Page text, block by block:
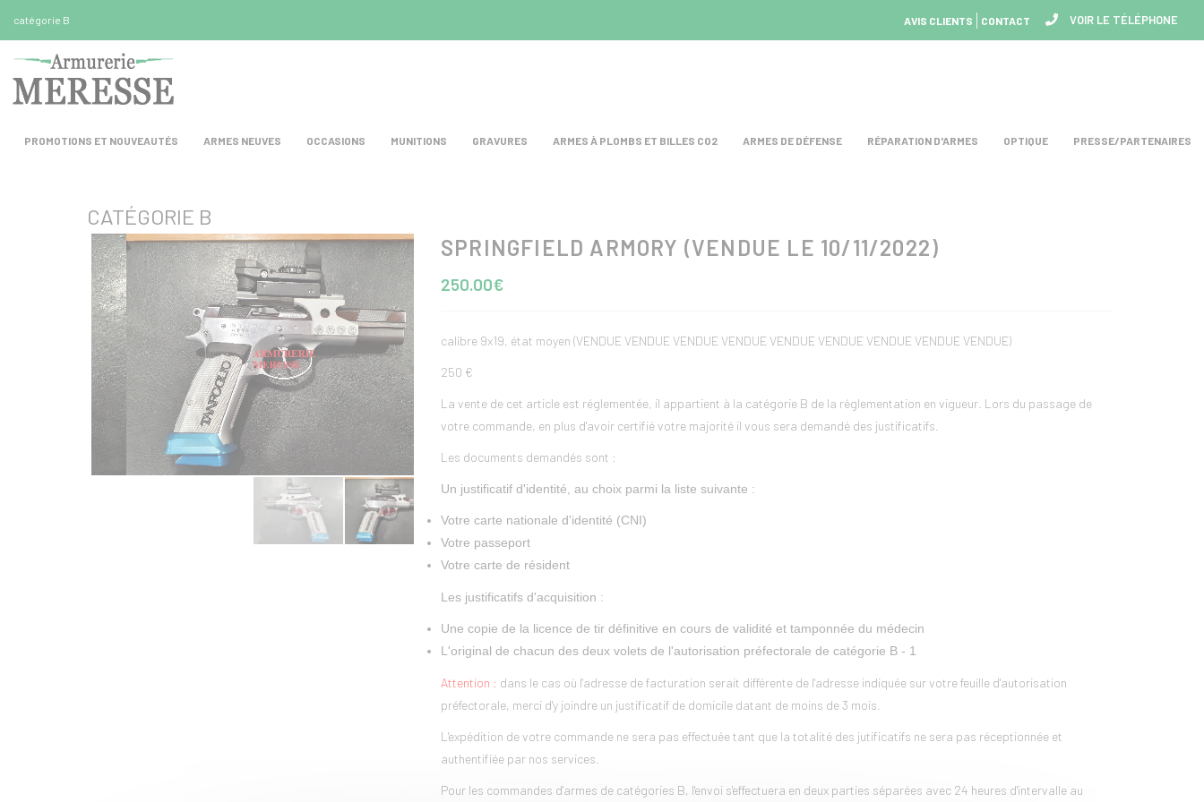
VOIR LE TÉLÉPHONE
AVIS CLIENTS CONTACT
catégorie B
PROMOTIONS ET NOUVEAUTÉS ARMES NEUVES OCCASIONS MUNITIONS GRAVURES ARMES À PLOMBS ET BILLES CO2 ARMES DE DÉFENSE RÉPARATION D'ARMES OPTIQUE PRESSE/PARTENAIRES
CATÉGORIE B
test
SPRINGFIELD ARMORY (VENDUE LE 10/11/2022)
250.00€
calibre 9x19, état moyen (VENDUE VENDUE VENDUE VENDUE VENDUE VENDUE VENDUE VENDUE VENDUE)
250 €
La vente de cet article est réglementée, il appartient à la catégorie B de la réglementation en vigueur. Lors du passage de
votre commande, en plus d'avoir certifié votre majorité il vous sera demandé des justificatifs.
Les documents demandés sont :
Un justificatif d'identité, au choix parmi la liste suivante :
Votre carte nationale d'identité (CNI)
Votre passeport
Votre carte de résident
Les justificatifs d'acquisition :
Une copie de la licence de tir définitive en cours de validité et tamponnée du médecin
L'original de chacun des deux volets de l'autorisation préfectorale de catégorie B - 1
Attention : dans le cas où l'adresse de facturation serait différente de l'adresse indiquée sur votre feuille d'autorisation
préfectorale, merci d'y joindre un justificatif de domicile datant de moins de 3 mois.
L'expédition de votre commande ne sera pas effectuée tant que la totalité des jutificatifs ne sera pas réceptionnée et
authentifiée par nos services.
Pour les commandes d'armes de catégories B, l'envoi s'effectuera en deux parties séparées avec 24 heures d'intervalle au